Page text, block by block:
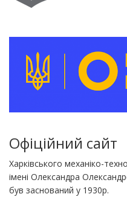
Офіційний сайт
Харківського механіко-
імені Олександра
був заснований у 1930р.